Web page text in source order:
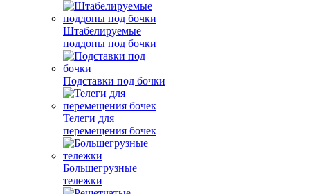
Штабелируемые
поддоны под бочки
Подставки под бочки
Телеги для
перемещения бочек
Большегрузные
тележки